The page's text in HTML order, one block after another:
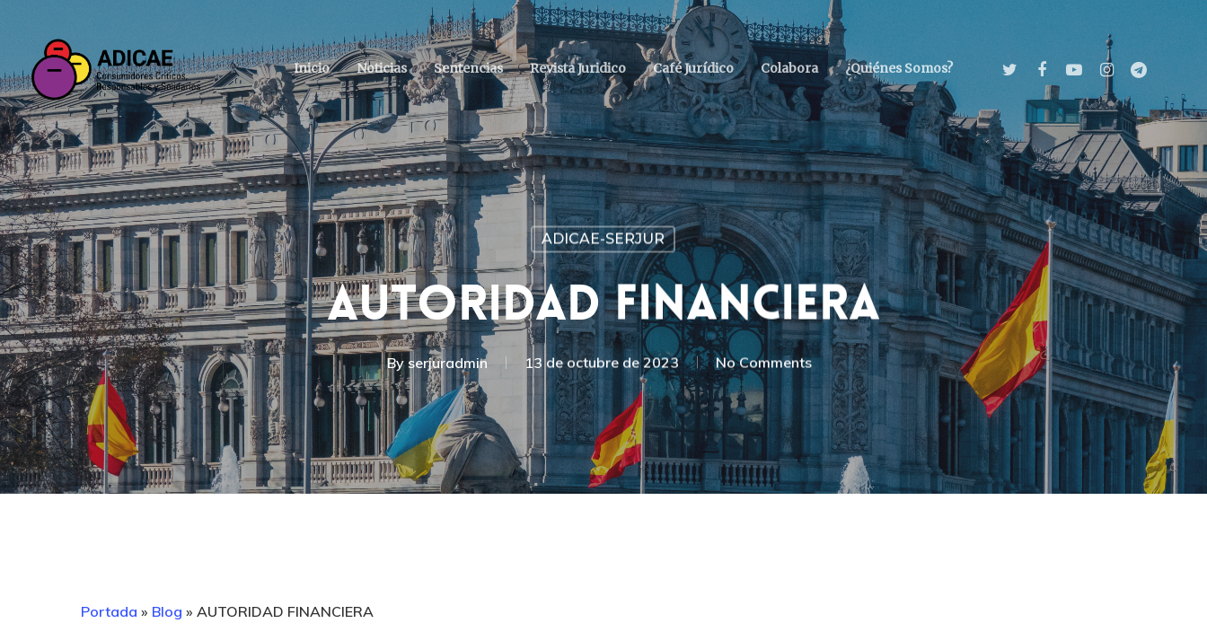
Inicio Noticias Sentencias Revista Juridico Café Jurídico Colabora ¿Quiénes Somos?
ADICAE-SERJUR
AUTORIDAD FINANCIERA
Byserjuradmin 13 de octubre de 2023 No Comments
Portada » Blog » AUTORIDAD FINANCIERA